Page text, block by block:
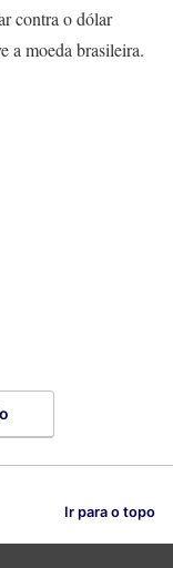
contra o dólar
a moeda brasileira.
Ir para o topo